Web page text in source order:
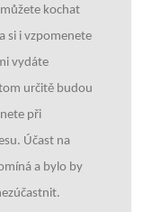
kochat
si i vzpomenete
vydáte
určitě budou
při
Účast na
a bylo by